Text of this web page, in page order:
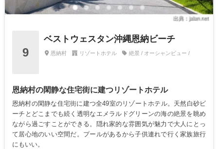
出典：jalan.net
9
ベストウェスタン沖縄恩納ビーチ
恩納村 リゾートホテル 絶景 / オーシャンビュー /
恩納村の閑静な住宅街に建つリゾートホテル
恩納村の閑静な住宅街に建つ全49室のリゾートホテル。天然白砂ビ
ーチとどこまでも続く透明なエメラルドグリーンの海の絶景を眺め
ながら過ごすことができる。隠れ家的な雰囲気が魅力で大人にとっ
て居心地のいい空間だ。プールがあるから子供連れで行く家族旅行
にもいい。